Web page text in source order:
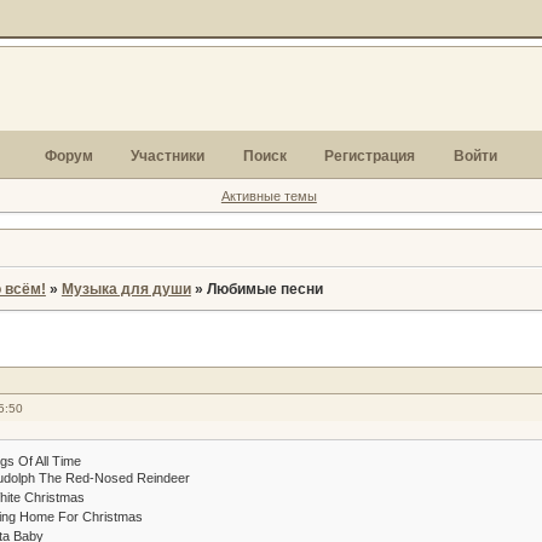
Форум Участники Поиск Регистрация Войти
Активные темы
» Музыка для души » Любимые песни
Of All Time
The Red-Nosed Reindeer
Christmas
Home For Christmas
Baby